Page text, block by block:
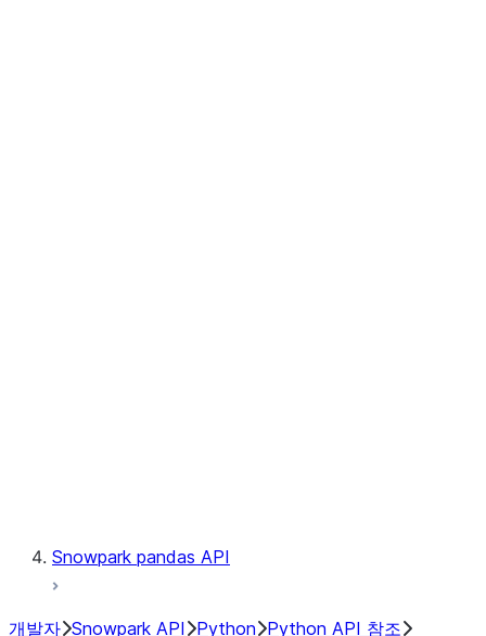
Snowpark pandas API
개발자 Snowpark API Python Python API 참조